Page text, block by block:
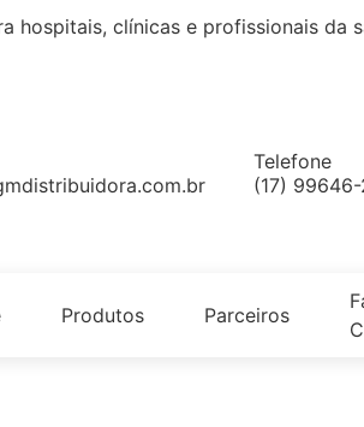
hospitais, clínicas e profissionais da
Telefone
(17)
Produtos Parceiros